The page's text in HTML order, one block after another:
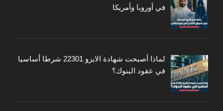
في أوروبا وأمريكا
لماذا أصبحت شهادة الايزو 22301 شرطا أساسيا
في عقود البنوك؟